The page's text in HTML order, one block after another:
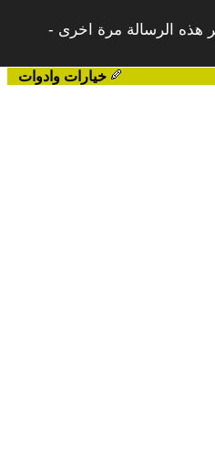
هذه الرسالة مرة اخرى -
خيارات وادوات